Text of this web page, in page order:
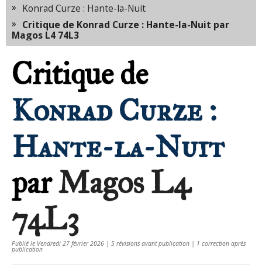
» Konrad Curze : Hante-la-Nuit
» Critique de Konrad Curze : Hante-la-Nuit par
Magos L4 74L3
Critique de
Konrad Curze :
Hante-la-Nuit
parMagos L4
74L3
Publié le Vendredi 27 février 2026 | 5 révisions avant publication | 1 correction après
publication